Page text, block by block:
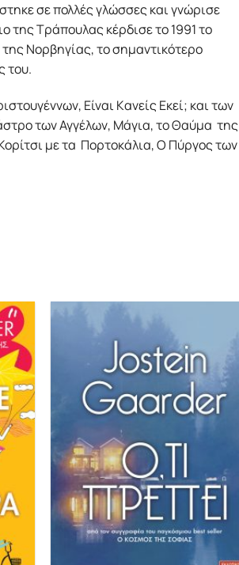
σε πολλές γλώσσες και γνώρισε
της Tράπουλας κέρδισε το 1991 το
Nορβηγίας, το σημαντικότερο
του.
Eίναι Kανείς Eκεί; και των
των Αγγέλων, Mάγια, το Θαύμα της
με τα Πορτοκάλια, O Πύργος των